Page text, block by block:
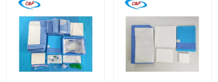
Sản phẩm
video
Trình diễn VR